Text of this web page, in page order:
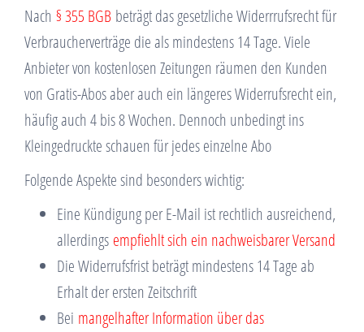
Nach § 355 BGB beträgt das gesetzliche Widerrrufsrecht für
Verbraucherverträge die als mindestens 14 Tage. Viele
Anbieter von kostenlosen Zeitungen räumen den Kunden
von Gratis-Abos aber auch ein längeres Widerrufsrecht ein,
häufig auch 4 bis 8 Wochen. Dennoch unbedingt ins
Kleingedruckte schauen für jedes einzelne Abo
Folgende Aspekte sind besonders wichtig:
Eine Kündigung per E-Mail ist rechtlich ausreichend,
allerdings empfiehlt sich ein nachweisbarer Versand
Die Widerrufsfrist beträgt mindestens 14 Tage ab
Erhalt der ersten Zeitschrift
Bei mangelhafter Information über das